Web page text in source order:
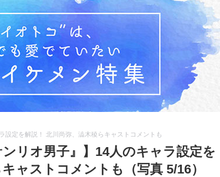
設定を解説！ 北川尚弥、澁木稜らキャストコメントも
リオ男子』】14人のキャラ設定を
ャストコメントも（写真 5/16）